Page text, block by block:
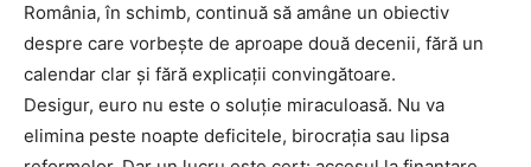
România, în schimb, continuă să amâne un obiectiv
despre care vorbește de aproape două decenii, fără un
calendar clar și fără explicații convingătoare.
Desigur, euro nu este o soluție miraculoasă. Nu va
elimina peste noapte deficitele, birocrația sau lipsa